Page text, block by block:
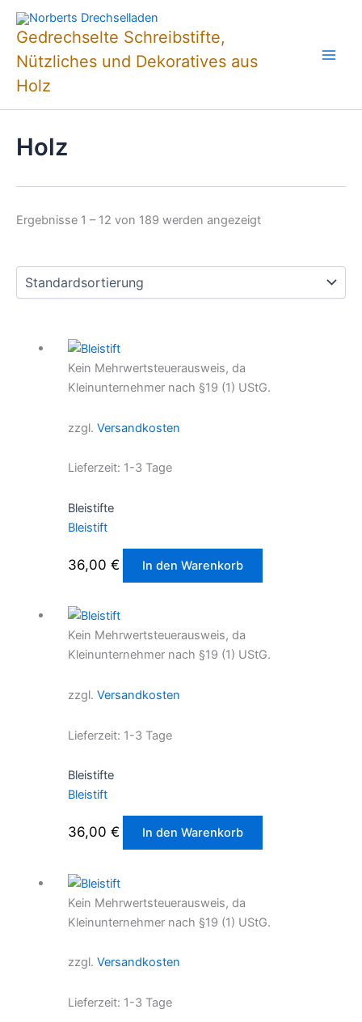
Zum
Inhalt
springen
Gedrechselte Schreibstifte,
Nützliches und Dekoratives aus
Holz
Holz
Ergebnisse 1 – 12 von 189 werden angezeigt
Kein Mehrwertsteuerausweis, da
Kleinunternehmer nach §19 (1) UStG.
zzgl. Versandkosten
Lieferzeit: 1-3 Tage
Bleistifte
Bleistift
36,00 € In den Warenkorb
Kein Mehrwertsteuerausweis, da
Kleinunternehmer nach §19 (1) UStG.
zzgl. Versandkosten
Lieferzeit: 1-3 Tage
Bleistifte
Bleistift
36,00 € In den Warenkorb
Kein Mehrwertsteuerausweis, da
Kleinunternehmer nach §19 (1) UStG.
zzgl. Versandkosten
Lieferzeit: 1-3 Tage